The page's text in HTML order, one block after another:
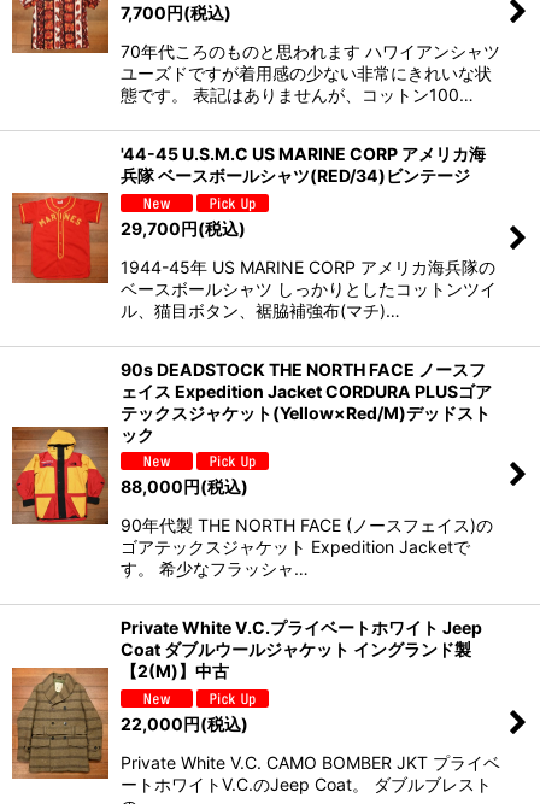
7,700円(税込)
70年代ころのものと思われます ハワイアンシャツ
ユーズドですが着用感の少ない非常にきれいな状
態です。 表記はありませんが、コットン100…
'44-45 U.S.M.C US MARINE CORP アメリカ海
兵隊 ベースボールシャツ(RED/34)ビンテージ
29,700円(税込)
1944-45年 US MARINE CORP アメリカ海兵隊の
ベースボールシャツ しっかりとしたコットンツイ
ル、猫目ボタン、裾脇補強布(マチ)…
90s DEADSTOCK THE NORTH FACE ノースフ
ェイス Expedition Jacket CORDURA PLUSゴア
テックスジャケット(Yellow×Red/M)デッドスト
ック
88,000円(税込)
90年代製 THE NORTH FACE (ノースフェイス)の
ゴアテックスジャケット Expedition Jacketで
す。 希少なフラッシャ…
Private White V.C.プライベートホワイト Jeep
Coat ダブルウールジャケット イングランド製
【2(M)】中古
22,000円(税込)
Private White V.C. CAMO BOMBER JKT プライベ
ートホワイトV.C.のJeep Coat。 ダブルブレスト